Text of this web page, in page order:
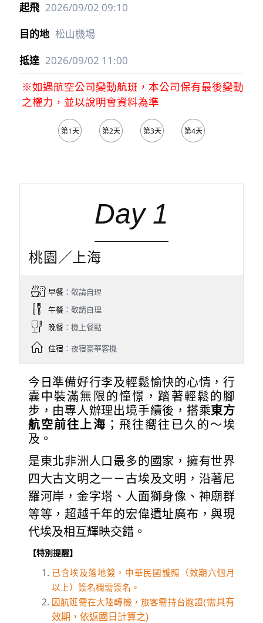
2026/09/02 09:10
松山機場
2026/09/02 11:00
※如遇航空公司變動航班，本公司保有最後變動
之權力，並以說明會資料為準
第1天 第2天 第3天 第4天
Day 1
桃園／上海
早餐：敬請自理
午餐：敬請自理
晚餐：機上餐點
住宿：夜宿豪華客機
今日準備好行李及輕鬆愉快的心情，行
囊中裝滿無限的憧憬，踏著輕鬆的腳
步，由專人辦理出境手續後，搭乘東方
航空前往上海 ；飛往嚮往已久的～埃
及。
是東北非洲人口最多的國家，擁有世界
四大古文明之一－古埃及文明，沿著尼
羅河岸，金字塔、人面獅身像、神廟群
等等，超越千年的宏偉遺址廣布，與現
代埃及相互輝映交錯。
【特別提醒】
已含埃及落地簽，中華民國護照（效期六個月
以上）簽名欄需簽名。
因航班需在大陸轉機，旅客需持台胞證(需具有
效期，依返國日計算之)